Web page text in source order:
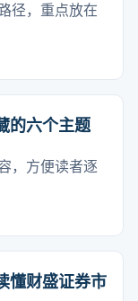
径，重点放在
的六个主题
，方便读者逐
懂财盛证券市